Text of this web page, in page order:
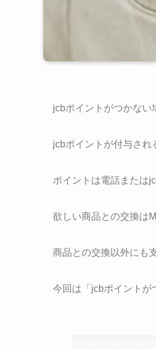
jcbポイントがつかない
jcbポイントが付与され
ポイントは電話または
欲しい商品との交換は
商品との交換以外にも
今回は「jcbポイントが